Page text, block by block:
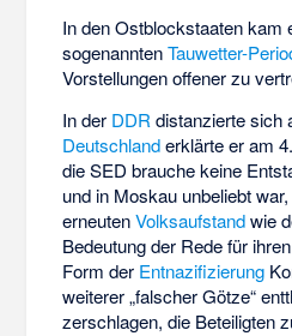
In den Ostblockstaaten kam
sogenanntenTauwetter-
Vorstellungen offener zu
In der DDR distanzierte sich
Deutschlanderklärte er am
die SED brauche keine
und in Moskau unbeliebt
erneutenVolksaufstandwie
Bedeutung der Rede für
Form der Entnazifizierung
weiterer „falscher Götze“
zerschlagen, die Beteiligten